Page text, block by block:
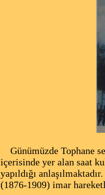
Günümüzde Tophane
içerisinde yer alan saat
yapıldığı
(1876-1909) imar